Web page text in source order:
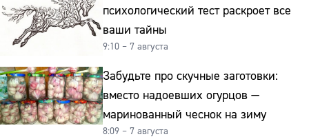
психологический тест раскроет все
ваши тайны
9:10 – 7 августа
Забудьте про скучные заготовки:
вместо надоевших огурцов —
маринованный чеснок на зиму
8:09 – 7 августа